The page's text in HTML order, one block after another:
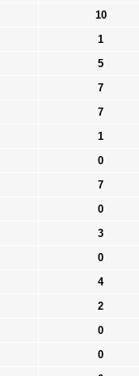
10
1
5
7
7
1
0
7
0
3
0
4
2
0
0